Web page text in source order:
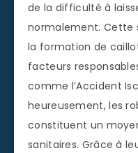
de la difficulté à
normalement. Cette
la formation de
facteurs
comme l’Accident
heureusement, les
constituent un
sanitaires. Grâce à